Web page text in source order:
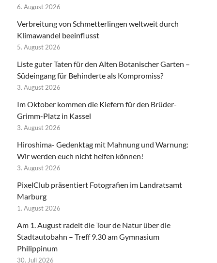
6. August 2026
Verbreitung von Schmetterlingen weltweit durch
Klimawandel beeinflusst
5. August 2026
Liste guter Taten für den Alten Botanischer Garten –
Südeingang für Behinderte als Kompromiss?
3. August 2026
Im Oktober kommen die Kiefern für den Brüder-
Grimm-Platz in Kassel
3. August 2026
Hiroshima- Gedenktag mit Mahnung und Warnung:
Wir werden euch nicht helfen können!
3. August 2026
PixelClub präsentiert Fotografien im Landratsamt
Marburg
1. August 2026
Am 1. August radelt die Tour de Natur über die
Stadtautobahn – Treff 9.30 am Gymnasium
Philippinum
30. Juli 2026